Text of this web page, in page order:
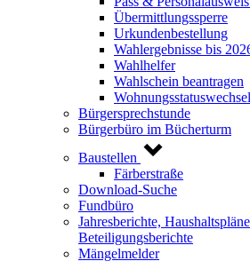
Übermittlungssperre
Urkundenbestellung
Wahlergebnisse bis
Wahlhelfer
Wahlschein beantragen
Wohnungsstatuswechsel
Bürgersprechstunde
Bürgerbüro im Bücherturm
Baustellen
Färberstraße
Download-Suche
Fundbüro
Jahresberichte,
Beteiligungsberichte
Mängelmelder